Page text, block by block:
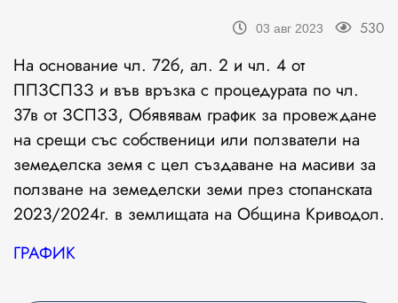
03 авг 2023 530
На основание чл. 72б, ал. 2 и чл. 4 от
ППЗСПЗЗ и във връзка с процедурата по чл.
37в от ЗСПЗЗ, Обявявам график за провеждане
на срещи със собственици или ползватели на
земеделска земя с цел създаване на масиви за
ползване на земеделски земи през стопанската
2023/2024г. в землищата на Община Криводол.
ГРАФИК